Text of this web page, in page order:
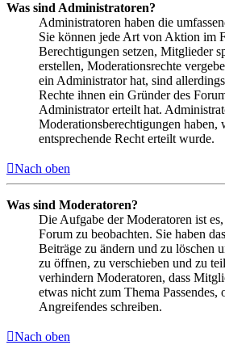
Was sind Administratoren?
Administratoren haben die
Sie können jede Art von Aktion im
Berechtigungen setzen, Mitglieder
erstellen, Moderationsrechte
ein Administrator hat, sind
Rechte ihnen ein Gründer des
Administrator erteilt hat.
Moderationsberechtigungen haben,
entsprechende Recht erteilt wurde.
Nach oben
Was sind Moderatoren?
Die Aufgabe der Moderatoren ist
Forum zu beobachten. Sie haben
Beiträge zu ändern und zu löschen
zu öffnen, zu verschieben und zu
verhindern Moderatoren, dass
etwas nicht zum Thema Passendes,
Angreifendes schreiben.
Nach oben